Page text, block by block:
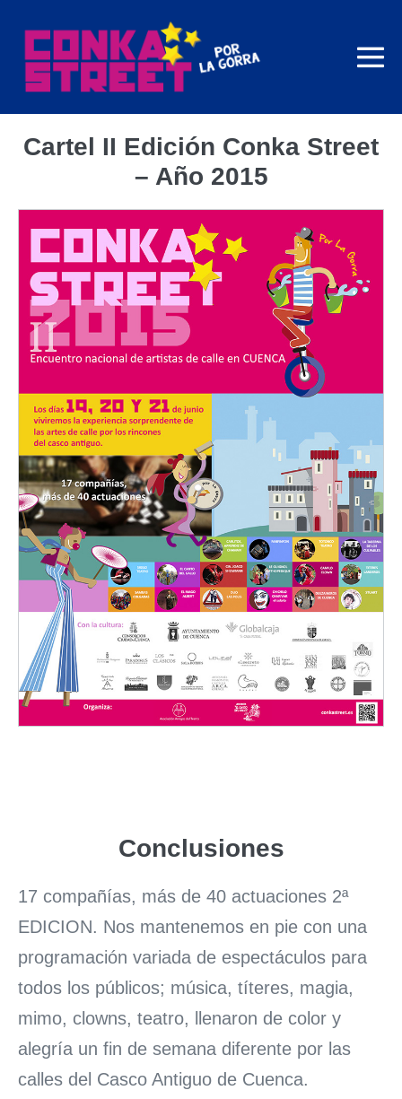
contenido
Cartel II Edición Conka Street
– Año 2015
Conclusiones
17 compañías, más de 40 actuaciones 2ª
EDICION. Nos mantenemos en pie con una
programación variada de espectáculos para
todos los públicos; música, títeres, magia,
mimo, clowns, teatro, llenaron de color y
alegría un fin de semana diferente por las
calles del Casco Antiguo de Cuenca.